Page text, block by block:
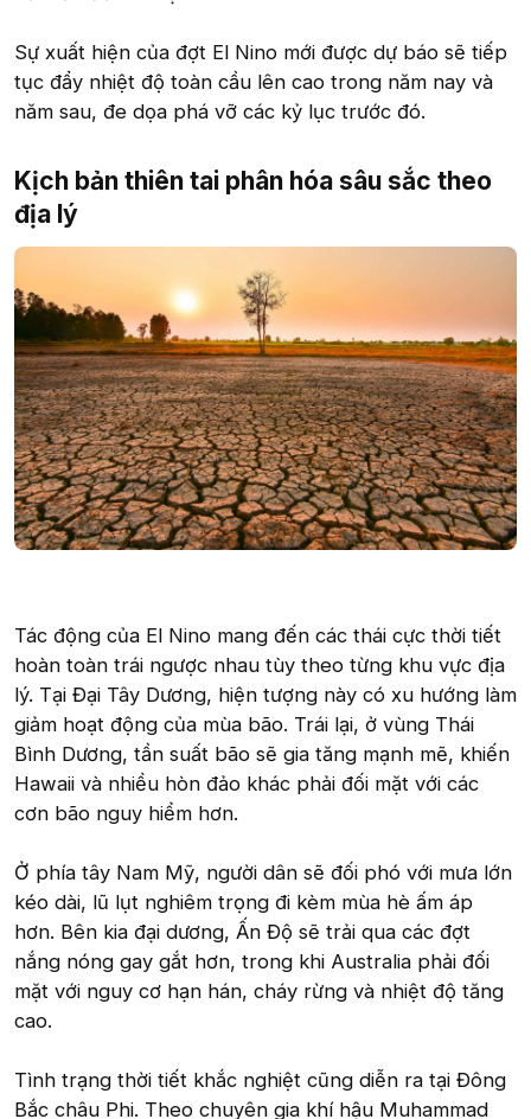
Sự xuất hiện của đợt El Nino mới được dự báo sẽ tiếp
tục đẩy nhiệt độ toàn cầu lên cao trong năm nay và
năm sau, đe dọa phá vỡ các kỷ lục trước đó.
Kịch bản thiên tai phân hóa sâu sắc theo
địa lý​
Tác động của El Nino mang đến các thái cực thời tiết
hoàn toàn trái ngược nhau tùy theo từng khu vực địa
lý. Tại Đại Tây Dương, hiện tượng này có xu hướng làm
giảm hoạt động của mùa bão. Trái lại, ở vùng Thái
Bình Dương, tần suất bão sẽ gia tăng mạnh mẽ, khiến
Hawaii và nhiều hòn đảo khác phải đối mặt với các
cơn bão nguy hiểm hơn.
Ở phía tây Nam Mỹ, người dân sẽ đối phó với mưa lớn
kéo dài, lũ lụt nghiêm trọng đi kèm mùa hè ấm áp
hơn. Bên kia đại dương, Ấn Độ sẽ trải qua các đợt
nắng nóng gay gắt hơn, trong khi Australia phải đối
mặt với nguy cơ hạn hán, cháy rừng và nhiệt độ tăng
cao.
Tình trạng thời tiết khắc nghiệt cũng diễn ra tại Đông
Bắc châu Phi. Theo chuyên gia khí hậu Muhammad